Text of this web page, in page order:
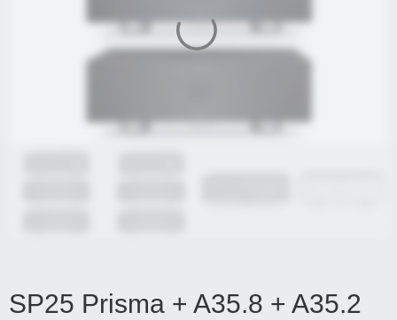
SP25 Prisma + A35.8 + A35.2